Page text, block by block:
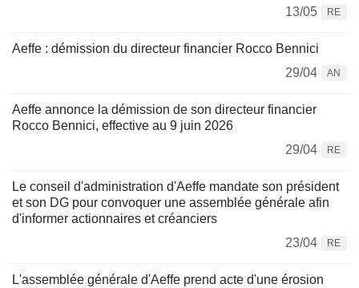
13/05
RE
Aeffe : démission du directeur financier Rocco Bennici
29/04
AN
Aeffe annonce la démission de son directeur financier
Rocco Bennici, effective au 9 juin 2026
29/04
RE
Le conseil d'administration d'Aeffe mandate son président
et son DG pour convoquer une assemblée générale afin
d'informer actionnaires et créanciers
23/04
RE
L'assemblée générale d'Aeffe prend acte d'une érosion